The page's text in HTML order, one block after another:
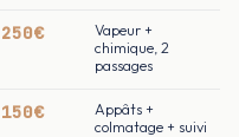
Vapeur +
chimique, 2
passages
Appâts +
colmatage + suivi